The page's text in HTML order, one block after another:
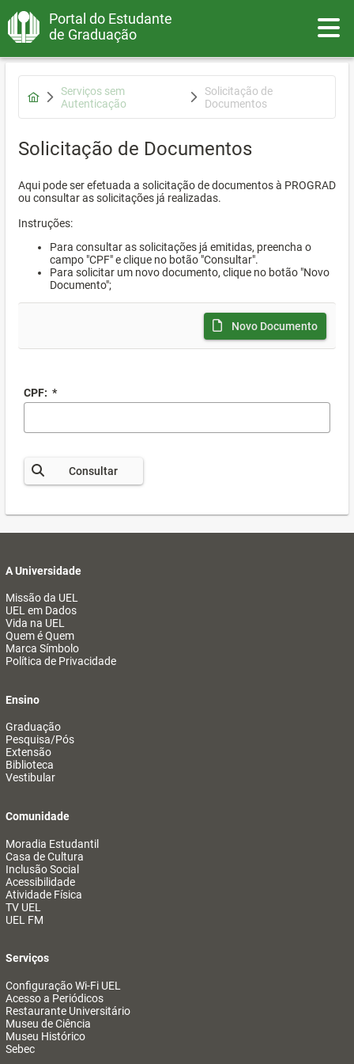
Portal do Estudante
de Graduação
Serviços sem
Autenticação
Solicitação de
Documentos
Solicitação de Documentos
Aqui pode ser efetuada a solicitação de documentos à PROGRAD
ou consultar as solicitações já realizadas.
Instruções:
Para consultar as solicitações já emitidas, preencha o
campo "CPF" e clique no botão "Consultar".
Para solicitar um novo documento, clique no botão "Novo
Documento";
Novo Documento
CPF: *
Consultar
A Universidade
Missão da UEL
UEL em Dados
Vida na UEL
Quem é Quem
Marca Símbolo
Política de Privacidade
Ensino
Graduação
Pesquisa/Pós
Extensão
Biblioteca
Vestibular
Comunidade
Moradia Estudantil
Casa de Cultura
Inclusão Social
Acessibilidade
Atividade Física
TV UEL
UEL FM
Serviços
Configuração Wi-Fi UEL
Acesso a Periódicos
Restaurante Universitário
Museu de Ciência
Museu Histórico
Sebec